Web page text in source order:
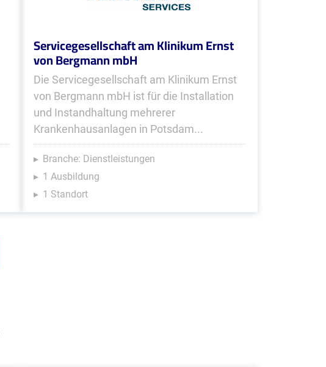
Servicegesellschaft am Klinikum Ernst
von Bergmann mbH
Die Servicegesellschaft am Klinikum Ernst
von Bergmann mbH ist für die Installation
und Instandhaltung mehrerer
Krankenhausanlagen in Potsdam...
Branche: Dienstleistungen
1 Ausbildung
1 Standort